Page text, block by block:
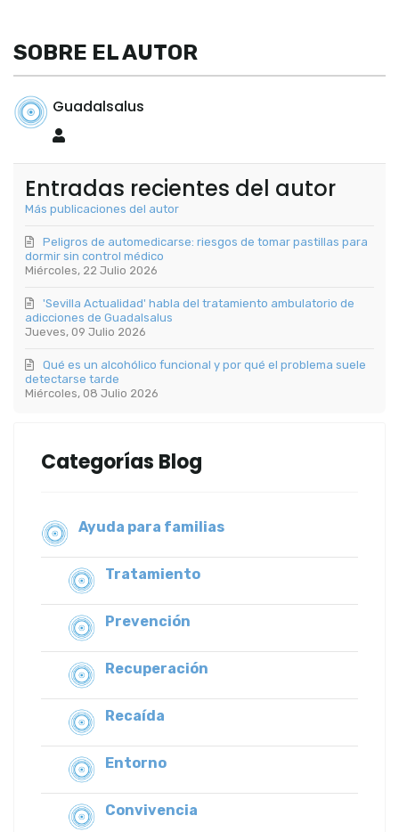
SOBRE EL AUTOR
Guadalsalus
Entradas recientes del autor
Más publicaciones del autor
Miércoles, 22 Julio 2026
Peligros de automedicarse: riesgos de tomar pastillas para
dormir sin control médico
Jueves, 09 Julio 2026
'Sevilla Actualidad' habla del tratamiento ambulatorio de
adicciones de Guadalsalus
Miércoles, 08 Julio 2026
Qué es un alcohólico funcional y por qué el problema suele
detectarse tarde
Categorías Blog
Ayuda para familias
Tratamiento
Prevención
Recuperación
Recaída
Entorno
Convivencia